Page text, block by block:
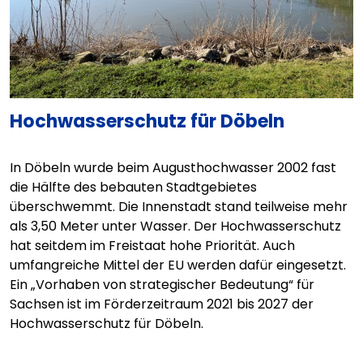
Hochwasserschutz für Döbeln
In Döbeln wurde beim Augusthochwasser 2002 fast
die Hälfte des bebauten Stadtgebietes
überschwemmt. Die Innenstadt stand teilweise mehr
als 3,50 Meter unter Wasser. Der Hochwasserschutz
hat seitdem im Freistaat hohe Priorität. Auch
umfangreiche Mittel der EU werden dafür eingesetzt.
Ein „Vorhaben von strategischer Bedeutung“ für
Sachsen ist im Förderzeitraum 2021 bis 2027 der
Hochwasserschutz für Döbeln.